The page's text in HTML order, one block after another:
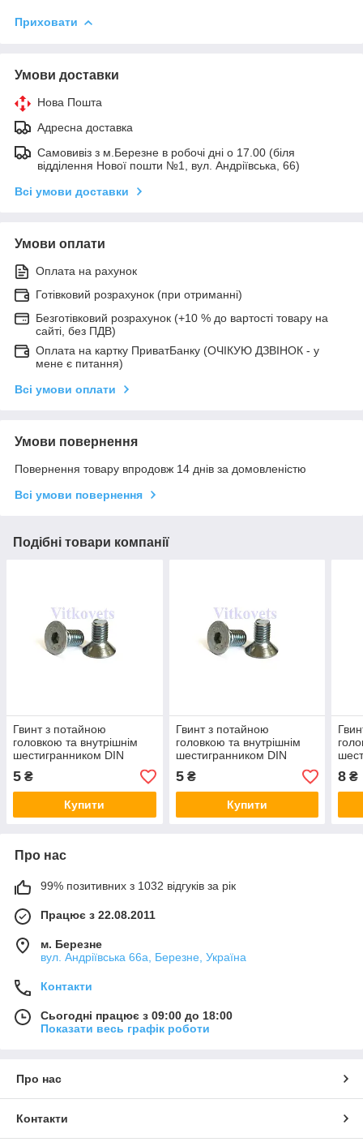
Приховати
Умови доставки
Нова Пошта
Адресна доставка
Самовивіз з м.Березне в робочі дні о 17.00 (біля
відділення Нової пошти №1, вул. Андріївська, 66)
Всі умови доставки
Умови оплати
Оплата на рахунок
Готівковий розрахунок (при отриманні)
Безготівковий розрахунок (+10 % до вартості товару на
сайті, без ПДВ)
Оплата на картку ПриватБанку (ОЧІКУЮ ДЗВІНОК - у
мене є питання)
Всі умови оплати
Умови повернення
Повернення товару впродовж 14 днів за домовленістю
Всі умови повернення
Подібні товари компанії
Гвинт з потайною
головкою та внутрішнім
шестигранником DIN
7991, різьблення М5х10
до профілів серії 20
5 ₴
Купити
Гвинт з потайною
головкою та внутрішнім
шестигранником DIN
7991, різьблення М4х10
до профілів серії 20
5₴
Купити
8 ₴
Про нас
99% позитивних з 1032 відгуків за рік
Працює з 22.08.2011
м. Березне
вул. Андріївська 66а, Березне, Україна
Контакти
Сьогодні працює з 09:00 до 18:00
Показати весь графік роботи
Про нас
Контакти